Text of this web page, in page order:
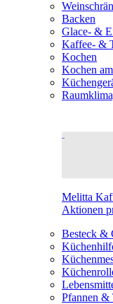
Backen
Glace- &
Kaffee- &
Kochen
Kochen
Melitta
Aktionen
Besteck &
Pfannen &